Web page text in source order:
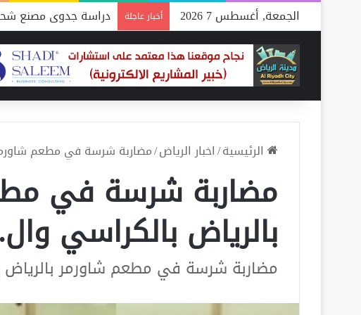
الجمعة, أغسطس 7 2026 أخبار عاجلة دراسة جدوى مصنع
الرئيسية/اخبار الرياض/مضاربة شرسة في مطعم
مضاربة شرسة في
بالرياض بالكراسي
مضاربة شرسة في مطعم شاورمر بالرياض